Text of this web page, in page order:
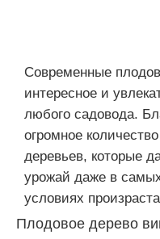
Современные
интересное и
любого садовода.
огромное
деревьев, которые
урожай даже в
условиях
Плодовое дерево